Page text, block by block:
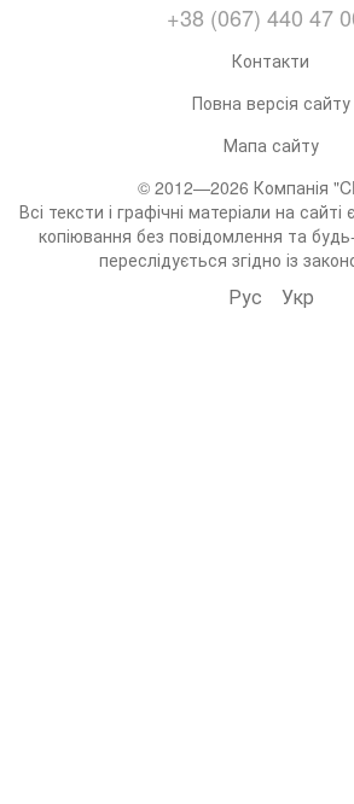
+38 (067) 440 47
Контакти
Повна версія сайту
Мапа сайту
© 2012—2026 Компанія
Всі тексти і графічні матеріали на сайті
копіювання без повідомлення та
переслідується згідно із
Рус Укр